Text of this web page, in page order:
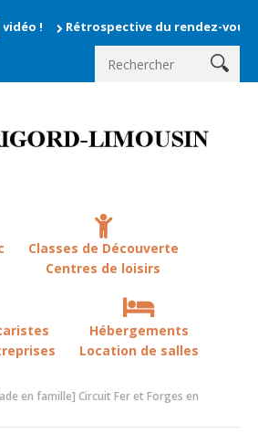
Rétrospective du rendez-vous la
Classes de Découverte
Centres de loisirs
Hébergements
Location de salles
en famille] Circuit Fer et Forges en